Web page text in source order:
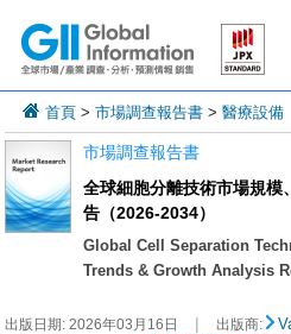
首頁 >市場調查報告書 >醫療設備
市場調查報告書
全球細胞分離技術市場規模
告（2026-2034）
Global Cell Separation
Trends & Growth Analysis
出版日期:2026年03月16日 | 出版商: